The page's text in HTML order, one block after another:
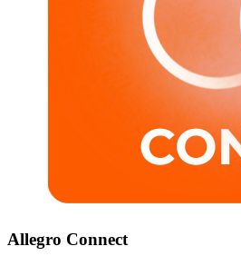
Allegro Connect